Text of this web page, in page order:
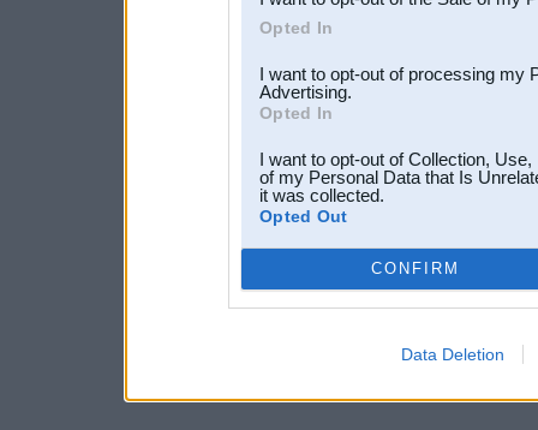
Opted In
I want to opt-out of processing my
Advertising.
Opted In
I want to opt-out of Collection,
of my Personal Data that Is
it was collected.
Opted Out
CONFIRM
Data Deletion